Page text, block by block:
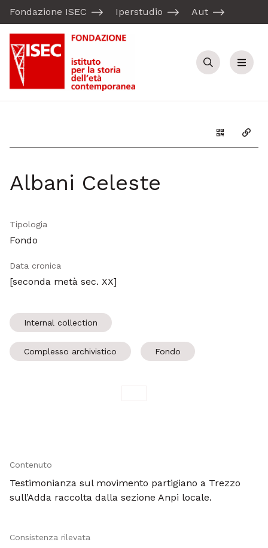
Fondazione ISEC Iperstudio Aut
Cerca Menu
Genera il
Albani Celeste
Tipologia
Fondo
Data cronica
[seconda metà sec. XX]
Internal collection
Complesso archivistico Fondo
Contenuto
Testimonianza sul movimento partigiano a Trezzo
sull’Adda raccolta dalla sezione Anpi locale.
Consistenza rilevata